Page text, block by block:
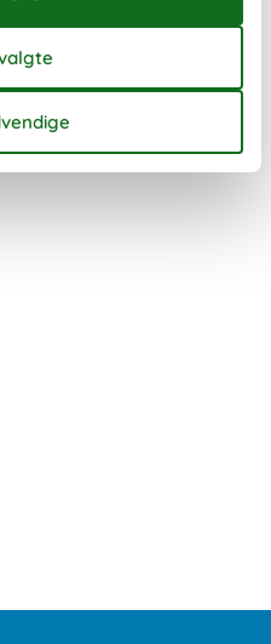
der findes i det idylliske
finder I charmerende
der byder på